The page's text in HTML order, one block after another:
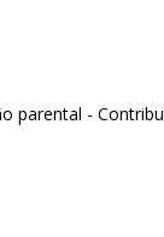
parental -